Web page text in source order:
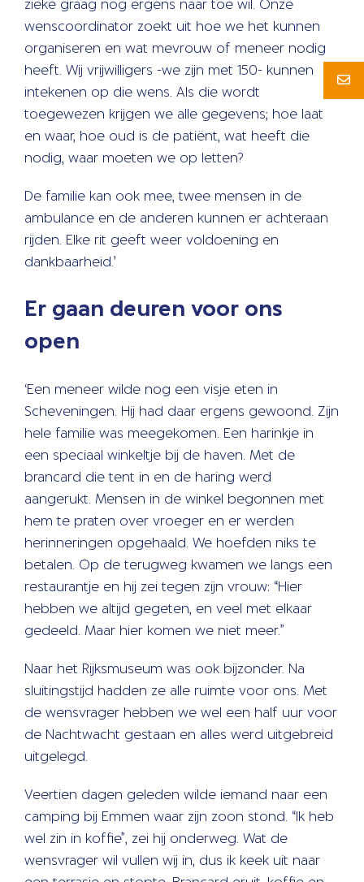
zieke graag nog ergens naar toe wil. Onze
wenscoordinator zoekt uit hoe we het kunnen
organiseren en wat mevrouw of meneer nodig
heeft. Wij vrijwilligers -we zijn met 150- kunnen
intekenen op die wens. Als die wordt
toegewezen krijgen we alle gegevens; hoe laat
en waar, hoe oud is de patiënt, wat heeft die
nodig, waar moeten we op letten?
De familie kan ook mee, twee mensen in de
ambulance en de anderen kunnen er achteraan
rijden. Elke rit geeft weer voldoening en
dankbaarheid.’
Er gaan deuren voor ons
open
‘Een meneer wilde nog een visje eten in
Scheveningen. Hij had daar ergens gewoond. Zijn
hele familie was meegekomen. Een harinkje in
een speciaal winkeltje bij de haven. Met de
brancard die tent in en de haring werd
aangerukt. Mensen in de winkel begonnen met
hem te praten over vroeger en er werden
herinneringen opgehaald. We hoefden niks te
betalen. Op de terugweg kwamen we langs een
restaurantje en hij zei tegen zijn vrouw: “Hier
hebben we altijd gegeten, en veel met elkaar
gedeeld. Maar hier komen we niet meer.”
Naar het Rijksmuseum was ook bijzonder. Na
sluitingstijd hadden ze alle ruimte voor ons. Met
de wensvrager hebben we wel een half uur voor
de Nachtwacht gestaan en alles werd uitgebreid
uitgelegd.
Veertien dagen geleden wilde iemand naar een
camping bij Emmen waar zijn zoon stond. “Ik heb
wel zin in koffie”, zei hij onderweg. Wat de
wensvrager wil vullen wij in, dus ik keek uit naar